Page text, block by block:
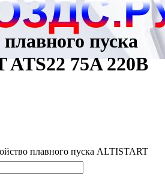
пуска
ATS22 75A 220В
плавного пуска ALTISTART